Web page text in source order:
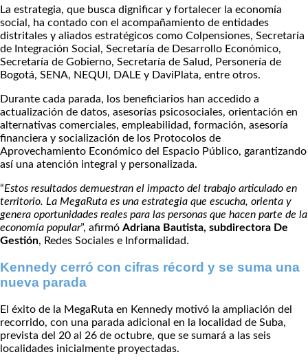
La estrategia, que busca dignificar y fortalecer la economía
social, ha contado con el acompañamiento de entidades
distritales y aliados estratégicos como Colpensiones, Secretaría
de Integración Social, Secretaría de Desarrollo Económico,
Secretaría de Gobierno, Secretaría de Salud, Personería de
Bogotá, SENA, NEQUI, DALE y DaviPlata, entre otros.
Durante cada parada, los beneficiarios han accedido a
actualización de datos, asesorías psicosociales, orientación en
alternativas comerciales, empleabilidad, formación, asesoría
financiera y socialización de los Protocolos de
Aprovechamiento Económico del Espacio Público, garantizando
así una atención integral y personalizada.
“Estos resultados demuestran el impacto del trabajo articulado en
territorio. La MegaRuta es una estrategia que escucha, orienta y
genera oportunidades reales para las personas que hacen parte de la
economía popular”, afirmó Adriana Bautista, subdirectora De
Gestión, Redes Sociales e Informalidad.
Kennedy cerró con cifras récord y se suma una
nueva parada
El éxito de la MegaRuta en Kennedy motivó la ampliación del
recorrido, con una parada adicional en la localidad de Suba,
prevista del 20 al 26 de octubre, que se sumará a las seis
localidades inicialmente proyectadas.